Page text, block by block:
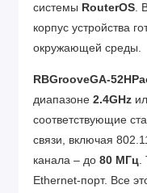
системы RouterOS.
корпус устройства
окружающей среды.
RBGrooveGA-
диапазоне 2.4GHz
соответствующие
связи, включая
канала – до 80 МГц
Ethernet-порт. Все